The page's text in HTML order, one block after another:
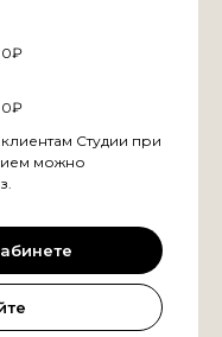
Студии при
можно